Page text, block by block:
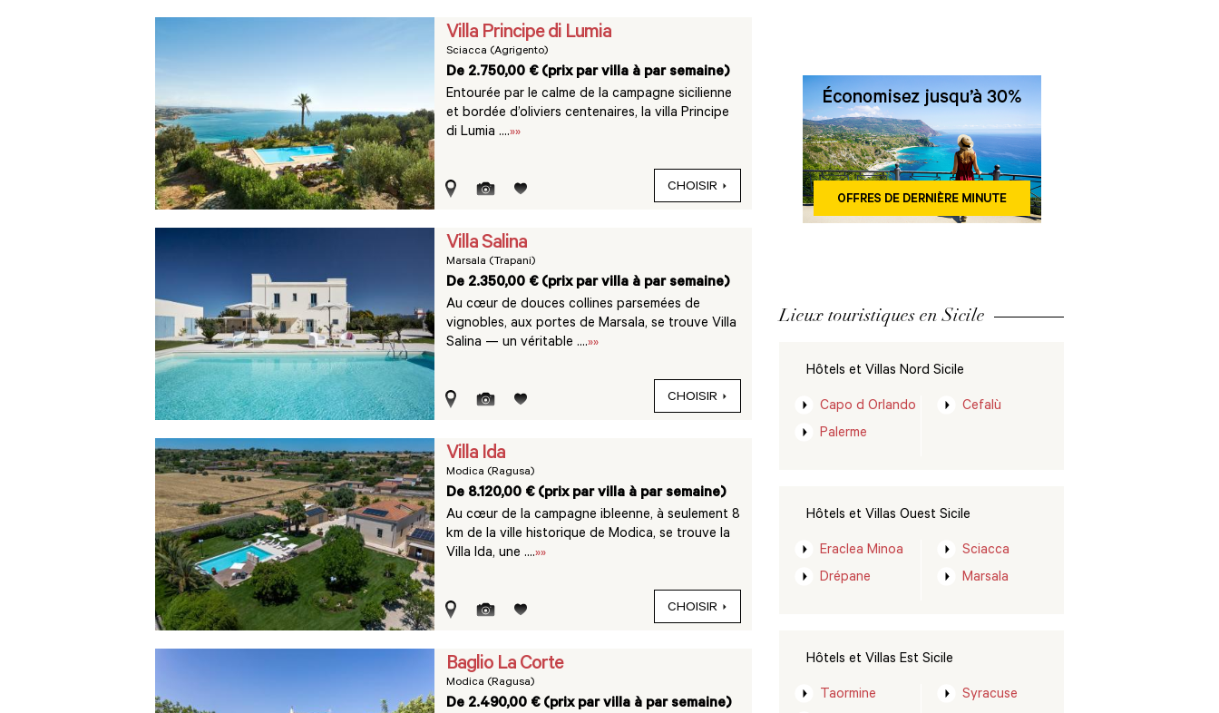
Villa Principe di Lumia
Sciacca (Agrigento)
De 2.750,00 € (prix par villa à par semaine)
Entourée par le calme de la campagne sicilienne
et bordée d’oliviers centenaires, la villa Principe
di Lumia ....»»
CHOISIR
Villa Salina
Marsala (Trapani)
De 2.350,00 € (prix par villa à par semaine)
Au cœur de douces collines parsemées de
vignobles, aux portes de Marsala, se trouve Villa
Salina — un véritable ....»»
CHOISIR
Villa Ida
Modica (Ragusa)
De 8.120,00 € (prix par villa à par semaine)
Au cœur de la campagne ibleenne, à seulement 8
km de la ville historique de Modica, se trouve la
Villa Ida, une ....»»
CHOISIR
Baglio La Corte
Modica (Ragusa)
De 2.490,00 € (prix par villa à par semaine)
Lieux touristiques en Sicile
Hôtels et Villas Nord Sicile
Capo d Orlando
Palerme
Cefalù
Hôtels et Villas Ouest Sicile
Eraclea Minoa
Drépane
Sciacca
Marsala
Hôtels et Villas Est Sicile
Taormine
Syracuse